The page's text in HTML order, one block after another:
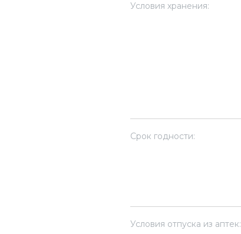
Условия хранения:
Срок годности:
Условия отпуска из аптек: